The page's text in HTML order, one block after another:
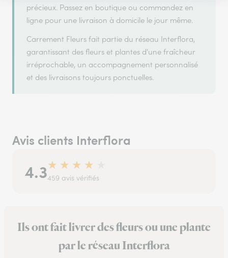
précieux. Passez en boutique ou commandez en
ligne pour une livraison à domicile le jour même.
Carrement Fleurs fait partie du réseau Interflora,
garantissant des fleurs et plantes d'une fraîcheur
irréprochable, un accompagnement personnalisé
et des livraisons toujours ponctuelles.
Avis clients Interflora
4.3★ ★ ★ ★
459 avis vérifiés
Ils ont fait livrer des fleurs ou une plante
par le réseau Interflora